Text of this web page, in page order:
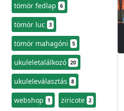
tömör fedlap 6
tömör luc 3
tömör mahagóni 5
ukuleletalálkozó 20
ukuleleválasztás 8
webshop 1 ziricote 2